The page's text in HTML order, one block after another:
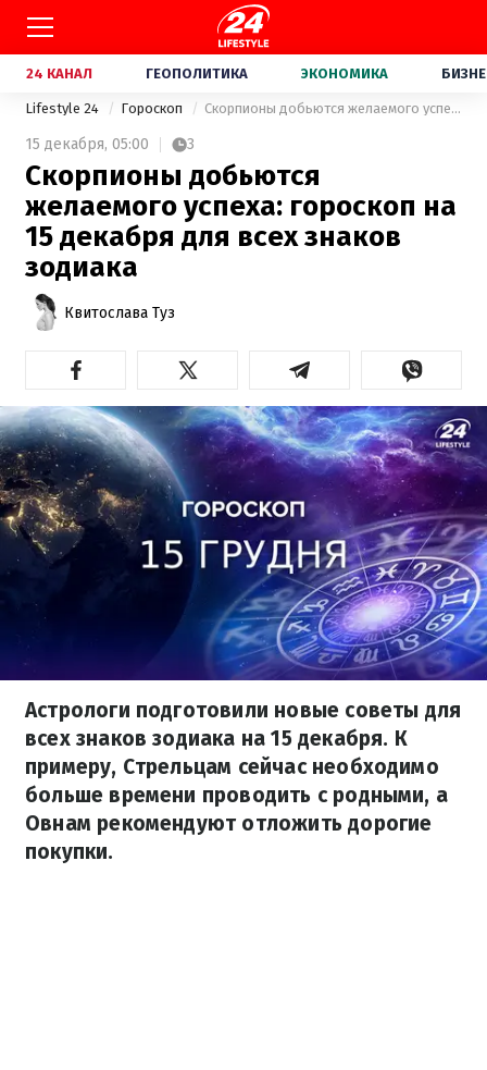
24 КАНАЛ ГЕОПОЛИТИКА ЭКОНОМИКА
Lifestyle 24 Гороскоп Скорпионы добьются желаемого успеха: гороскоп на 15 декабря для всех знаков зодиака
15 декабря, 05:00 3
Скорпионы добьются
желаемого успеха: гороскоп на
15 декабря для всех знаков
зодиака
Квитослава Туз
Астрологи подготовили новые советы для
всех знаков зодиака на 15 декабря. К
примеру, Стрельцам сейчас необходимо
больше времени проводить с родными, а
Овнам рекомендуют отложить дорогие
покупки.